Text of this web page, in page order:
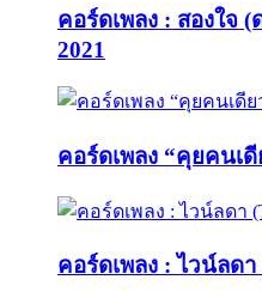
คอร์ดเพลง : สองใจ
2021
คอร์ดเพลง “คุยคนเดี
คอร์ดเพลง : ไวน์ลด